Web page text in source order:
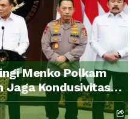
Menko Polkam
Jaga Kondusivitas